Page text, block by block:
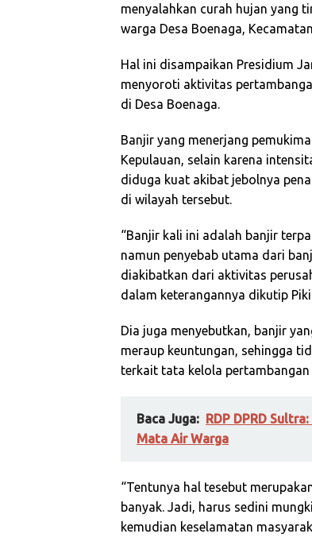
menyalahkan curah hujan yang
warga Desa Boenaga,
Hal ini disampaikan Presidium
menyoroti aktivitas
di Desa Boenaga.
Banjir yang menerjang
Kepulauan, selain karena
diduga kuat akibat jebolnya
di wilayah tersebut.
“Banjir kali ini adalah banjir
namun penyebab utama dari
diakibatkan dari aktivitas
dalam keterangannya dikutip
Dia juga menyebutkan, banjir
meraup keuntungan, sehingga
terkait tata kelola pertambangan
Baca Juga: RDP DPRD
Mata Air Warga
“Tentunya hal tesebut
banyak. Jadi, harus sedini
kemudian keselamatan